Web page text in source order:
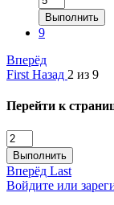
Выполнить
9
Вперёд
First Назад 2 из 9
Перейти к
Выполнить
Вперёд Last
Войдите или